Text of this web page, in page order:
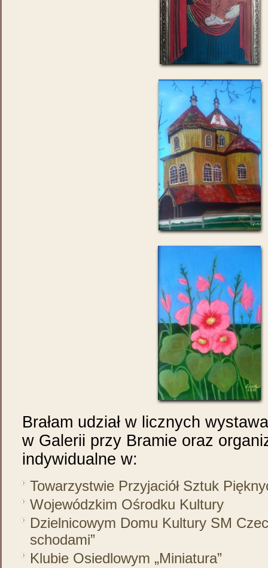
Brałam udział w licznych
w Galerii przy Bramie oraz
indywidualne w:
Towarzystwie Przyjaciół Sztuk
Wojewódzkim Ośrodku Kultury
Dzielnicowym Domu Kultury SM
schodami”
Klubie Osiedlowym „Miniatura”